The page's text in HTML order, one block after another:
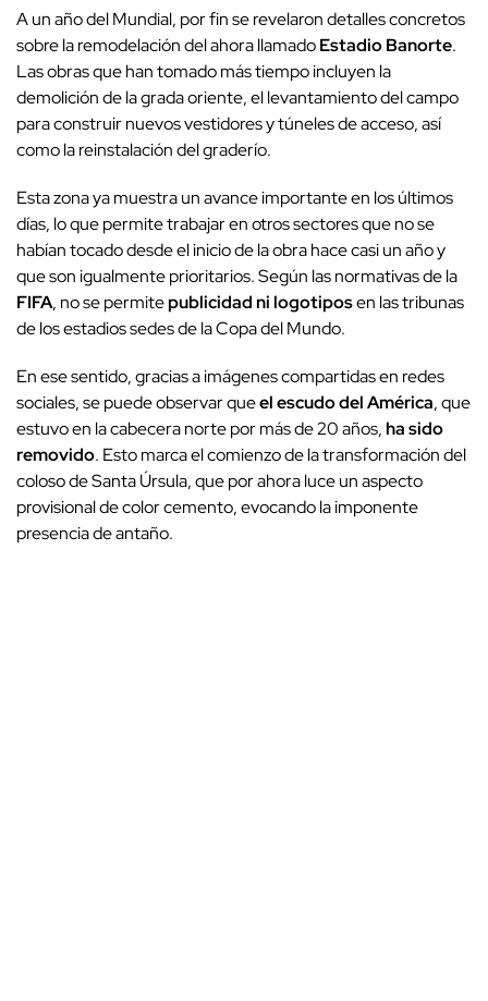
A un año del Mundial, por fin se revelaron detalles concretos
sobre la remodelación del ahora llamadoEstadio Banorte.
Las obras que han tomado más tiempo incluyen la
demolición de la grada oriente, el levantamiento del campo
para construir nuevos vestidores y túneles de acceso, así
como la reinstalación del graderío.
Esta zona ya muestra un avance importante en los últimos
días, lo que permite trabajar en otros sectores que no se
habían tocado desde el inicio de la obra hace casi un año y
que son igualmente prioritarios. Según las normativas de la
FIFA, no se permitepublicidad ni logotiposen las tribunas
de los estadios sedes de la Copa del Mundo.
En ese sentido, gracias a imágenes compartidas en redes
sociales, se puede observar queel escudo del América, que
estuvo en la cabecera norte por más de 20 años,ha sido
removido. Esto marca el comienzo de la transformación del
coloso de Santa Úrsula, que por ahora luce un aspecto
provisional de color cemento, evocando la imponente
presencia de antaño.